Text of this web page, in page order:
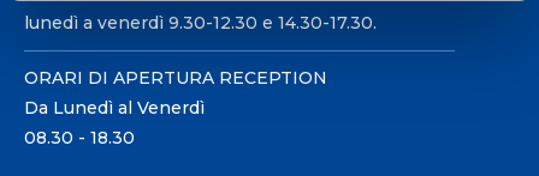
lunedì a venerdì 9.30-12.30 e 14.30-17.30.
ORARI DI APERTURA RECEPTION
Da Lunedì al Venerdì
08.30 - 18.30